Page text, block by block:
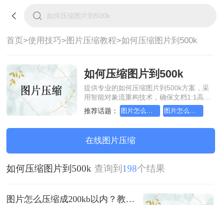
首页>使用技巧>图片压缩教程>如何压缩图片到500k
如何压缩图片到500k
提供专业的如何压缩图片到500k方案，采
用智能对象流重构技术，确保文档1:1高保
真还原且排版不乱码。支持一键批量处
理，全链路 SSL 加密保障隐私安全。助您
装，高效办公。
推荐话题： 图片怎么压缩成200kb以内 图片怎么压缩到200kb以内
在线图片压缩
如何压缩图片到500k 查询到 198个结果
图片怎么压缩成200kb以内？教你3个压缩实用方法！